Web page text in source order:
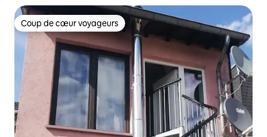
Coup de cœur voyageurs
Coup de cœur voyageurs